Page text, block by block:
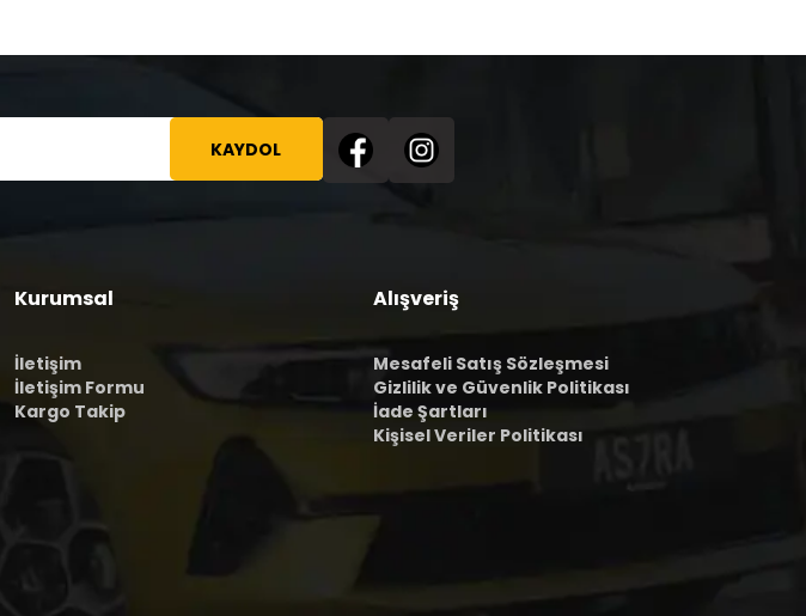
KAYDOL
Kurumsal
İletişim
İletişim Formu
Kargo Takip
Alışveriş
Mesafeli Satış Sözleşmesi
Gizlilik ve Güvenlik Politikası
İade Şartları
Kişisel Veriler Politikası